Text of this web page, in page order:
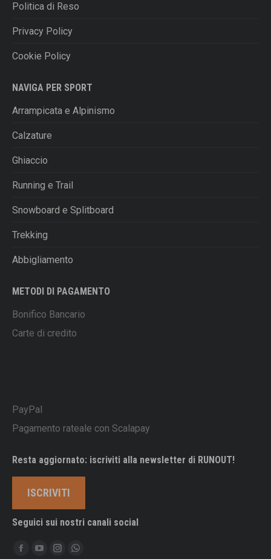
Politica di Reso
Privacy Policy
Cookie Policy
NAVIGA PER SPORT
Arrampicata e Alpinismo
Calzature
Ghiaccio
Running e Trail
Snowboard e Splitboard
Trekking
Abbigliamento
METODI DI PAGAMENTO
Bonifico Bancario
Carte di credito
PayPal
Pagamento rateale con Scalapay
Resta aggiornato: iscriviti alla newsletter di RUNOUT!
ISCRIVITI
Seguici sui nostri canali social
Ci puoi trovare su:
Facebook
YouTubeInstagramWhatsapp